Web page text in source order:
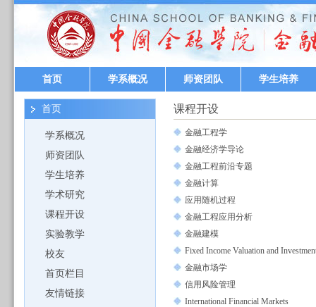
首页 学系概况 师资团队 学生培养
首页
学系概况
师资团队
学生培养
学术研究
课程开设
实验教学
校友
首页栏目
友情链接
课程开设
金融工程学
金融经济学导论
金融工程前沿专题
金融计算
应用随机过程
金融工程应用分析
金融建模
Fixed Income Valuation and
金融市场学
信用风险管理
International Financial Markets